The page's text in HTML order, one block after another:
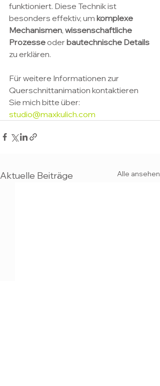
funktioniert. Diese Technik ist
besonders effektiv, um komplexe
Mechanismen, wissenschaftliche
Prozesse oder bautechnische Details
zu erklären.
Für weitere Informationen zur
Querschnittanimation kontaktieren
Sie mich bitte über:
studio@maxkulich.com
Aktuelle Beiträge Alle ansehen